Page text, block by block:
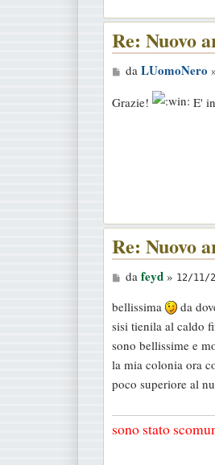
Re: Nuovo
M
s
o
da LUomoNero
Grazie! E'
Re: Nuovo
M
s
s
a
g
g
o
da feyd» 12/11/
bellissima
da
sisi tienila al caldo
sono bellissime e
la mia colonia ora
poco superiore al
sono stato